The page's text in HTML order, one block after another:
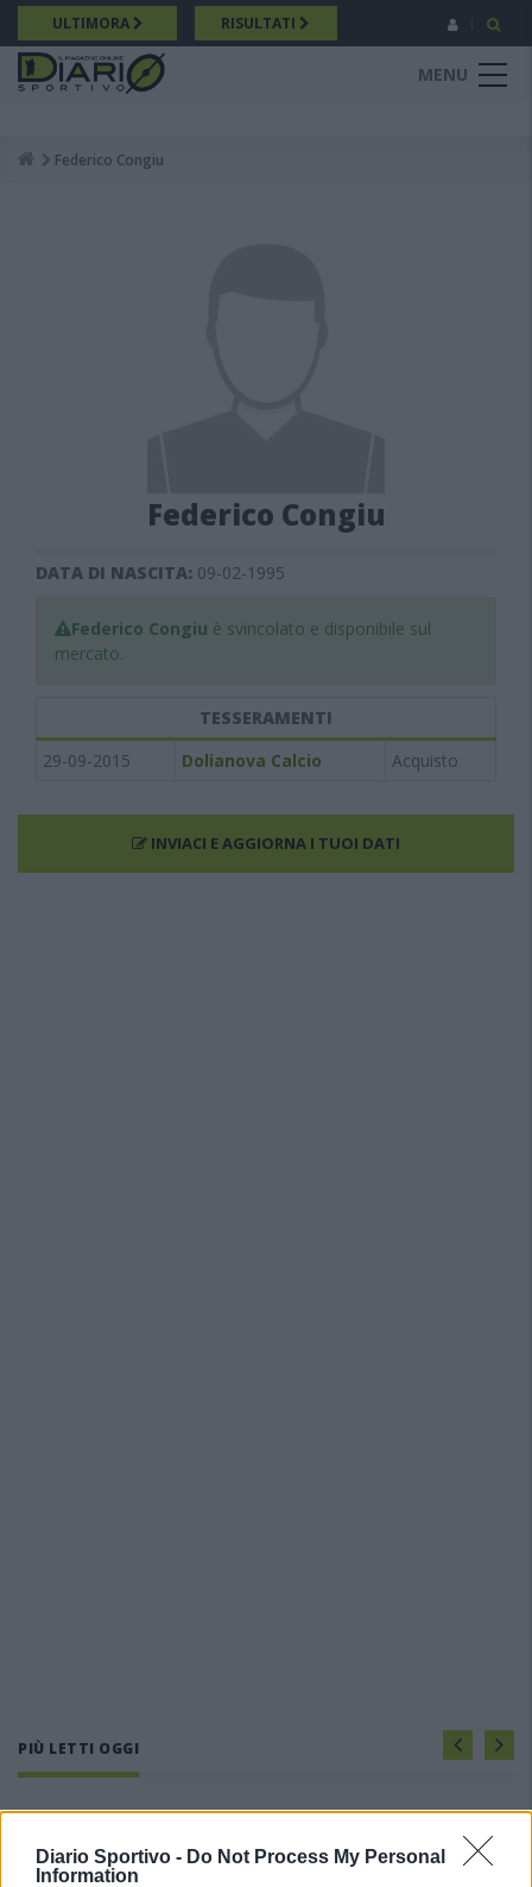
Diario Sportivo - Do Not Process My Personal
Information
Salta
al
contenuto
principale
ULTIMORA RISULTATI
MENU
Breadcrumb
Federico Congiu
Federico Congiu
DATA DI NASCITA: 09-02-1995
Federico Congiu è svincolato e disponibile sul
mercato.
TESSERAMENTI
29-09-2015
Dolianova Calcio Acquisto
INVIACI E AGGIORNA I TUOI DATI
PIÙ LETTI OGGI
Carlucci, Bevilacqua, Solinas, Souare e Galic
7 Ago 2026